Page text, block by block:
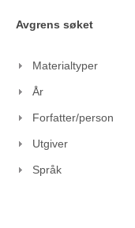
Avgrens søket
Materialtyper
År
Forfatter/person
Utgiver
Språk